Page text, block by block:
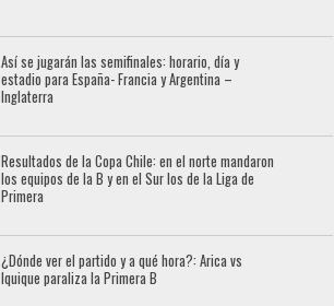
Así se jugarán las semifinales: horario, día y
estadio para España- Francia y Argentina –
Inglaterra
Resultados de la Copa Chile: en el norte mandaron
los equipos de la B y en el Sur los de la Liga de
Primera
¿Dónde ver el partido y a qué hora?: Arica vs
Iquique paraliza la Primera B